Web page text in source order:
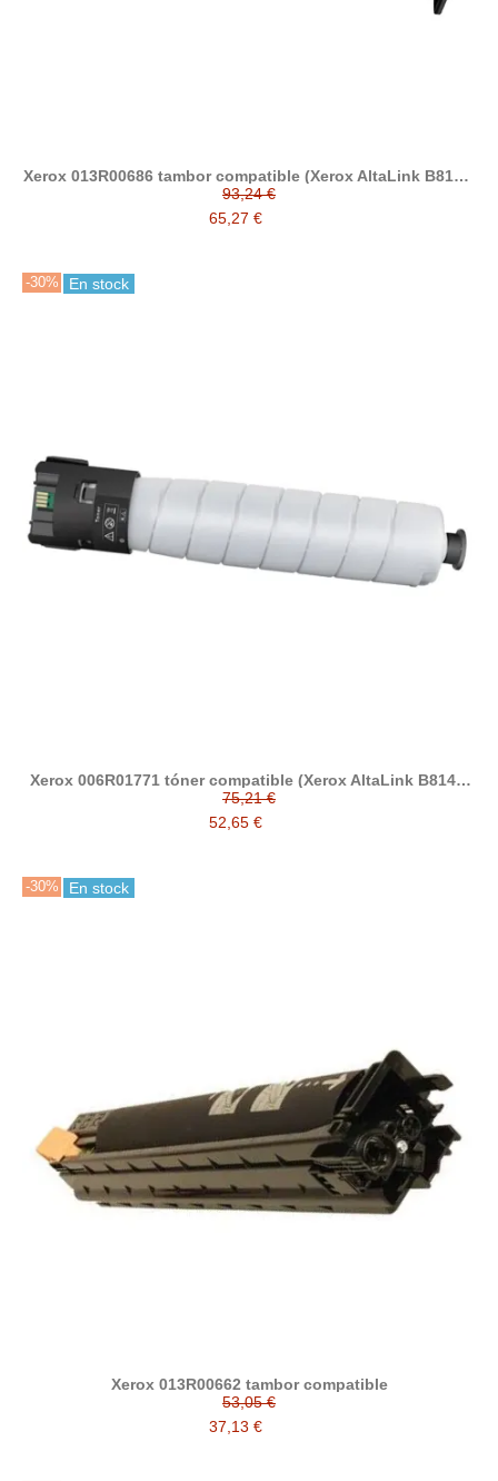
Xerox 013R00686 tambor compatible (Xerox AltaLink B8145,
B8155, B8170, B8200, B8245, B8255, B8270)
93,24 €
65,27 €
-30% En stock
Xerox 006R01771 tóner compatible (Xerox AltaLink B8145,
B8155, B8170, B8200, B8245, B8255, B8270)
75,21 €
52,65 €
-30% En stock
Xerox 013R00662 tambor compatible
53,05 €
37,13 €